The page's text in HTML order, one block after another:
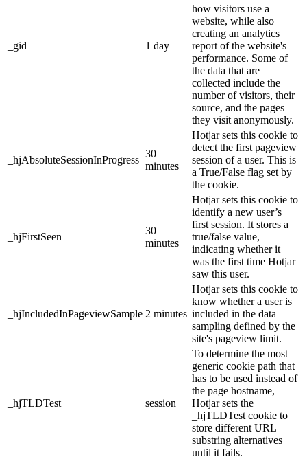
_gid 1 day
how visitors use a
website, while also
creating an analytics
report of the website's
performance. Some of
the data that are
collected include the
number of visitors, their
source, and the pages
they visit anonymously.
_hjAbsoluteSessionInProgress
30
minutes
Hotjar sets this cookie to
detect the first pageview
session of a user. This is
a True/False flag set by
the cookie.
_hjFirstSeen
30
minutes
Hotjar sets this cookie to
identify a new user’s
first session. It stores a
true/false value,
indicating whether it
was the first time Hotjar
saw this user.
_hjIncludedInPageviewSample 2 minutes
Hotjar sets this cookie to
know whether a user is
included in the data
sampling defined by the
site's pageview limit.
_hjTLDTest session
To determine the most
generic cookie path that
has to be used instead of
the page hostname,
Hotjar sets the
_hjTLDTest cookie to
store different URL
substring alternatives
until it fails.